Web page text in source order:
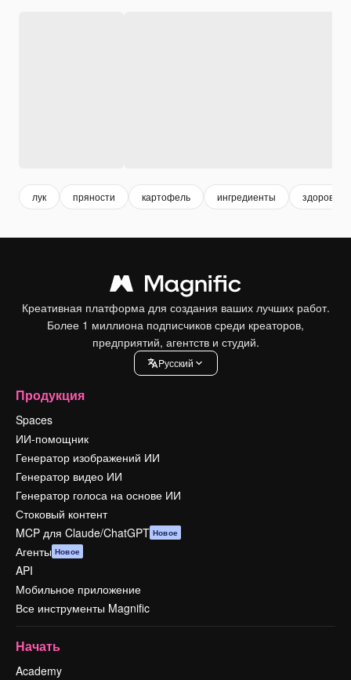
лук пряности картофель ингредиенты здоровое
Креативная платформа для создания ваших лучших работ.
Более 1 миллиона подписчиков среди креаторов,
предприятий, агентств и студий.
Pусский
Продукция
Spaces
ИИ-помощник
Генератор изображений ИИ
Генератор видео ИИ
Генератор голоса на основе ИИ
Стоковый контент
MCP для Claude/ChatGPT Новое
Агенты Новое
API
Мобильное приложение
Все инструменты Magnific
Начать
Academy